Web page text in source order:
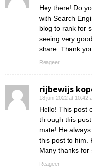
Hey there! Do
with Search
blog to rank for
seeing very
share. Thank
Reageer
rijbewijs
18 juni 2022 at 10:42
Hello! This post
through this
mate! He
this post to him.
Many thanks for
Reageer